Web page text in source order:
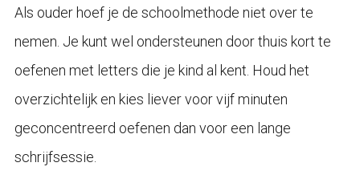
Als ouder hoef je de schoolmethode niet over te
nemen. Je kunt wel ondersteunen door thuis kort te
oefenen met letters die je kind al kent. Houd het
overzichtelijk en kies liever voor vijf minuten
geconcentreerd oefenen dan voor een lange
schrijfsessie.